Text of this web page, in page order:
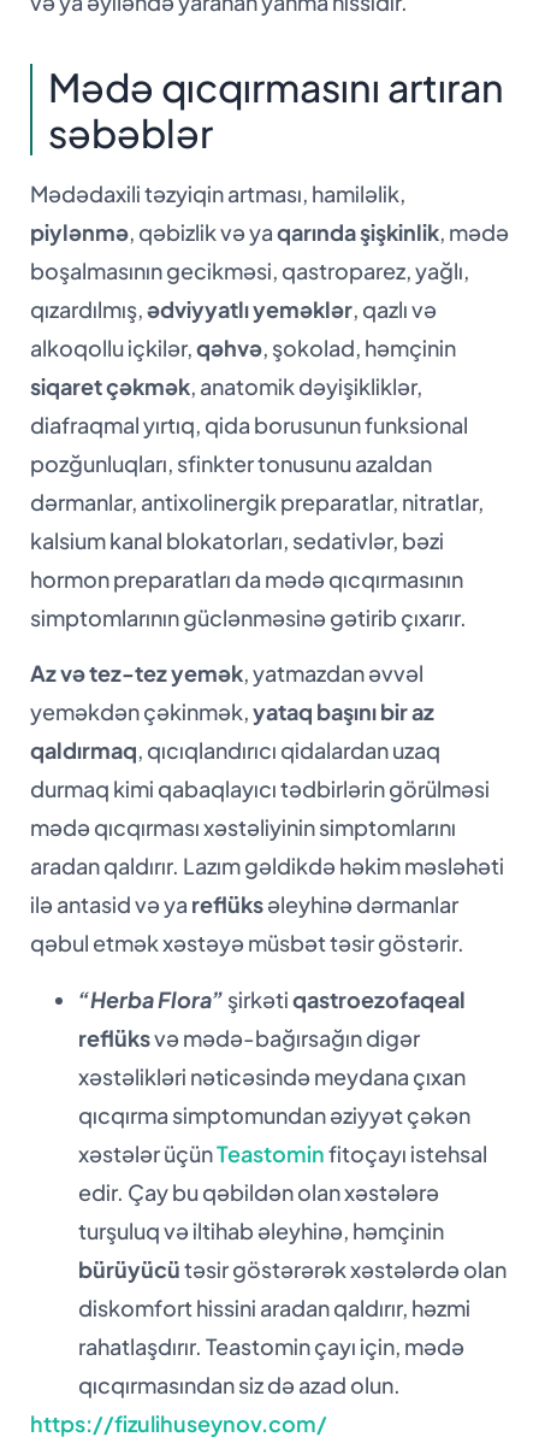
Mədə qıcqırmasını artıran
səbəblər
Mədədaxili təzyiqin artması, hamiləlik,
piylənmə, qəbizlik və yaqarında şişkinlik, mədə
boşalmasının gecikməsi, qastroparez, yağlı,
qızardılmış,ədviyyatlı yeməklər, qazlı və
alkoqollu içkilər,qəhvə, şokolad, həmçinin
siqaret çəkmək, anatomik dəyişikliklər,
diafraqmal yırtıq, qida borusunun funksional
pozğunluqları, sfinkter tonusunu azaldan
dərmanlar, antixolinergik preparatlar, nitratlar,
kalsium kanal blokatorları, sedativlər, bəzi
hormon preparatları da mədə qıcqırmasının
simptomlarının güclənməsinə gətirib çıxarır.
Az və tez-tez yemək, yatmazdan əvvəl
yeməkdən çəkinmək,yataq başını bir az
qaldırmaq, qıcıqlandırıcı qidalardan uzaq
durmaq kimi qabaqlayıcı tədbirlərin görülməsi
mədə qıcqırması xəstəliyinin simptomlarını
aradan qaldırır. Lazım gəldikdə həkim məsləhəti
ilə antasid və ya reflüksəleyhinə dərmanlar
qəbul etmək xəstəyə müsbət təsir göstərir.
“Herba Flora” şirkətiqastroezofaqeal
reflüksvə mədə-bağırsağın digər
xəstəlikləri nəticəsində meydana çıxan
qıcqırma simptomundan əziyyət çəkən
xəstələr üçünTeastominfitoçayı istehsal
edir. Çay bu qəbildən olan xəstələrə
turşuluq və iltihab əleyhinə, həmçinin
bürüyücütəsir göstərərək xəstələrdə olan
diskomfort hissini aradan qaldırır, həzmi
rahatlaşdırır. Teastomin çayı için, mədə
qıcqırmasından siz də azad olun.
https://fizulihuseynov.com/